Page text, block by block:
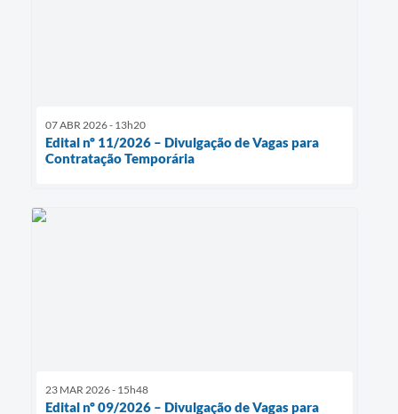
07 ABR 2026 - 13h20
Edital nº 11/2026 – Divulgação de Vagas para
Contratação Temporária
23 MAR 2026 - 15h48
Edital nº 09/2026 – Divulgação de Vagas para